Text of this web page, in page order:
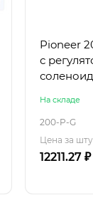
Pioneer
с
На складе
200-P-G
Цена за
12211.27 ₽